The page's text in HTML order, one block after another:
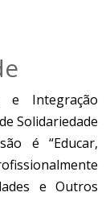
e Integração
Solidariedade
é “Educar,
e Outros